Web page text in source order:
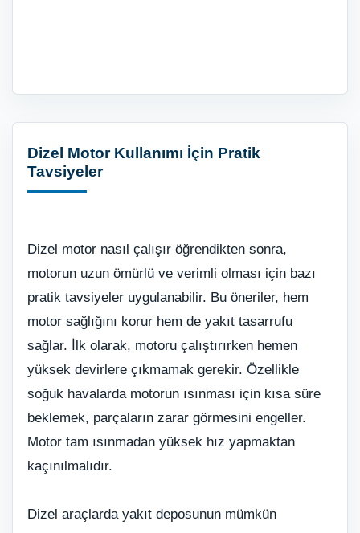
Dizel Motor Kullanımı İçin Pratik
Tavsiyeler
Dizel motor nasıl çalışır öğrendikten sonra,
motorun uzun ömürlü ve verimli olması için bazı
pratik tavsiyeler uygulanabilir. Bu öneriler, hem
motor sağlığını korur hem de yakıt tasarrufu
sağlar. İlk olarak, motoru çalıştırırken hemen
yüksek devirlere çıkmamak gerekir. Özellikle
soğuk havalarda motorun ısınması için kısa süre
beklemek, parçaların zarar görmesini engeller.
Motor tam ısınmadan yüksek hız yapmaktan
kaçınılmalıdır.
Dizel araçlarda yakıt deposunun mümkün